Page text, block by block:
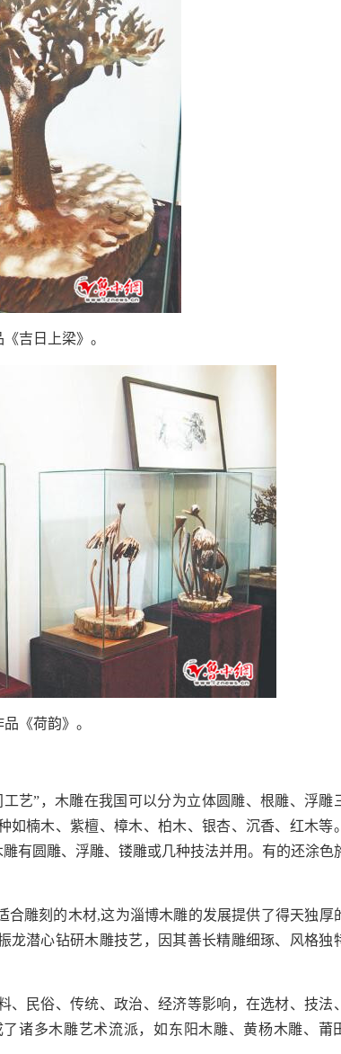
日上梁》。
荷韵》。
”，木雕在我国可以分为立体圆雕、根雕、浮雕
如楠木、紫檀、樟木、柏木、银杏、沉香、红木等
有圆雕、浮雕、镂雕或几种技法并用。有的还涂色
刻的木材,这为淄博木雕的发展提供了得天独厚
潜心钻研木雕技艺，因其善长精雕细琢、风格独
民俗、传统、政治、经济等影响，在选材、技法
诸多木雕艺术流派，如东阳木雕、黄杨木雕、莆